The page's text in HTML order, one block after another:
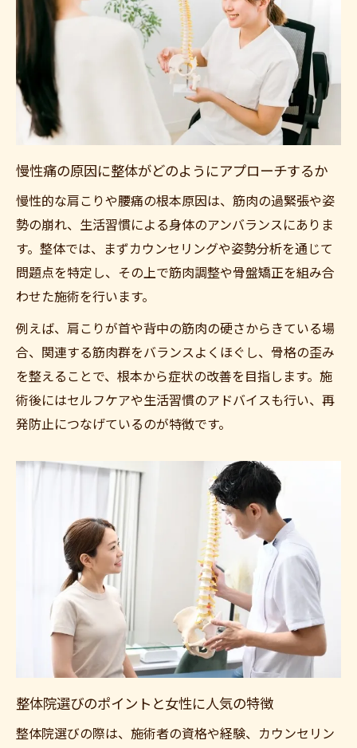
慢性痛の原因に整体がどのようにアプローチするか
慢性的な肩こりや腰痛の根本原因は、筋肉の過緊張や姿
勢の崩れ、生活習慣による身体のアンバランスにありま
す。整体では、まずカウンセリングや姿勢分析を通じて
問題点を特定し、その上で筋肉調整や骨盤矯正を組み合
わせた施術を行います。
例えば、肩こりが首や背中の筋肉の硬さからきている場
合、関連する筋肉群をバランスよくほぐし、骨格の歪み
を整えることで、根本から症状の改善を目指します。施
術後にはセルフケアや生活習慣のアドバイスも行い、再
発防止につなげているのが特徴です。
整体院選びのポイントと女性に人気の特徴
整体院選びの際は、施術者の資格や経験、カウンセリン